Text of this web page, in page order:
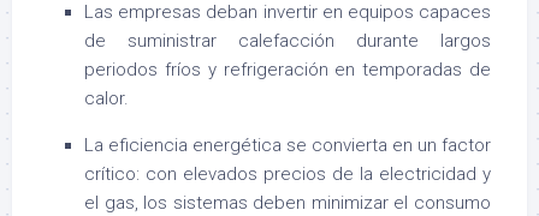
Las empresas deban invertir en equipos capaces
de suministrar calefacción durante largos
periodos fríos y refrigeración en temporadas de
calor.
La eficiencia energética se convierta en un factor
crítico: con elevados precios de la electricidad y
el gas, los sistemas deben minimizar el consumo